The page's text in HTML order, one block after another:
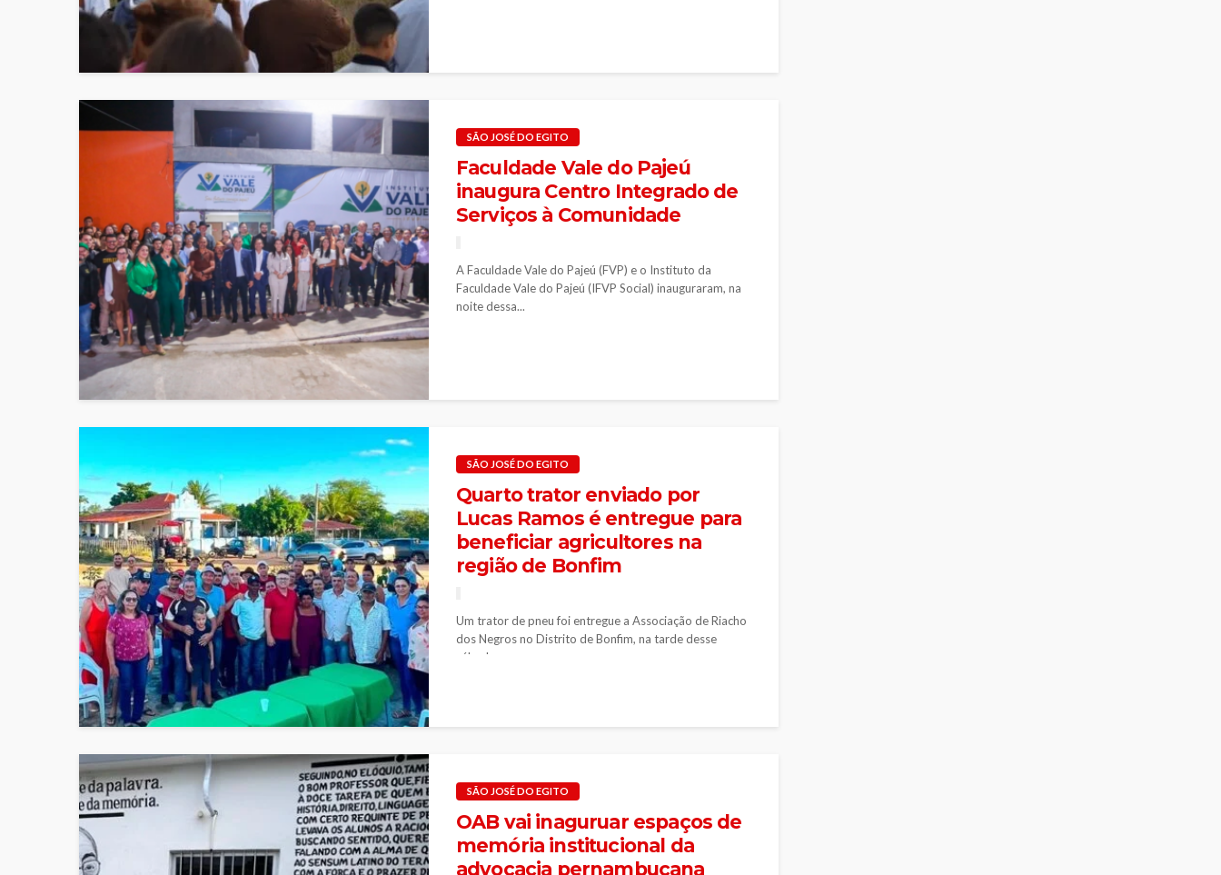
SÃO JOSÉ DO EGITO
Faculdade Vale do Pajeú
inaugura Centro Integrado de
Serviços à Comunidade
A Faculdade Vale do Pajeú (FVP) e o Instituto da
Faculdade Vale do Pajeú (IFVP Social) inauguraram, na
noite dessa...
SÃO JOSÉ DO EGITO
Quarto trator enviado por
Lucas Ramos é entregue para
beneficiar agricultores na
região de Bonfim
Um trator de pneu foi entregue a Associação de Riacho
dos Negros no Distrito de Bonfim, na tarde desse
sábado...
SÃO JOSÉ DO EGITO
OAB vai inaguruar espaços de
memória institucional da
advocacia pernambucana